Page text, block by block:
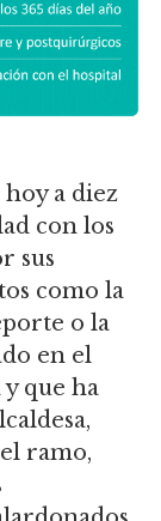
a diez
con los
sus
como la
o la
en el
que ha
ramo,